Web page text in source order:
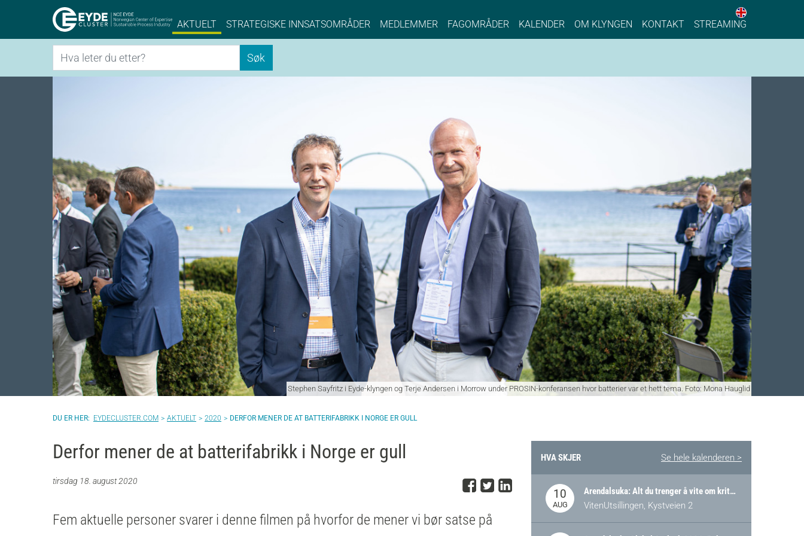
Eyde-Cluster | NCE EYDE, Norwegian Center of Expertise, Sustainable Process Industry
AKTUELT STRATEGISKE INNSATSOMRÅDER MEDLEMMER FAGOMRÅDER KALENDER OM KLYNGEN KONTAKT STREAMING
English
Søk Søk
Stephen Sayfritz i Eyde-klyngen og Terje Andersen i Morrow under PROSIN-konferansen hvor batterier var et hett tema. Foto: Mona Hauglid
EYDECLUSTER.COM AKTUELT 2020 DERFOR MENER DE AT BATTERIFABRIKK I NORGE ER GULL
Derfor mener de at batterifabrikk i Norge er gull
tirsdag 18. august 2020 Del på Facebook
Del på Twitter
Del på LinkedIn
Fem aktuelle personer svarer i denne filmen på hvorfor de mener vi bør satse på
HVA SKJER Se hele kalenderen >
10
AUG
Arendalsuka: Alt du trenger å vite om kritiske og strategiske verdikjeder i Norge
VitenUtsillingen, Kystveien 2